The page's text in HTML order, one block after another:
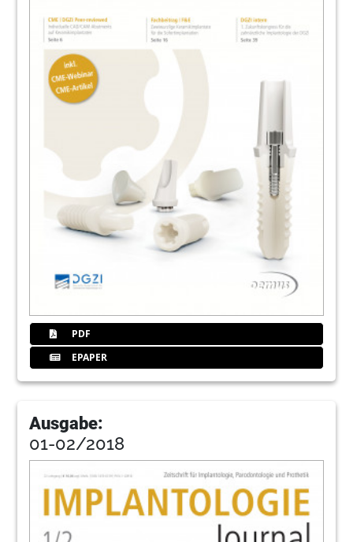
PDF
EPAPER
Ausgabe:
01-02/2018